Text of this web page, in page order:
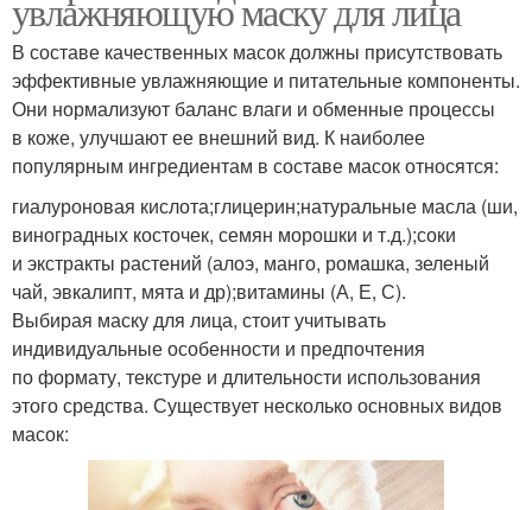
увлажняющую маску для лица
В составе качественных масок должны присутствовать
эффективные увлажняющие и питательные компоненты.
Они нормализуют баланс влаги и обменные процессы
в коже, улучшают ее внешний вид. К наиболее
популярным ингредиентам в составе масок относятся:
гиалуроновая кислота;глицерин;натуральные масла (ши,
виноградных косточек, семян морошки и т.д.);соки
и экстракты растений (алоэ, манго, ромашка, зеленый
чай, эвкалипт, мята и др);витамины (А, Е, С).
Выбирая маску для лица, стоит учитывать
индивидуальные особенности и предпочтения
по формату, текстуре и длительности использования
этого средства. Существует несколько основных видов
масок: